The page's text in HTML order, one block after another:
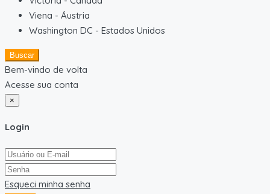
Viena - Áustria
Washington DC - Estados Unidos
Buscar
Bem-vindo de volta
Acesse sua conta
×
Login
Esqueci minha senha